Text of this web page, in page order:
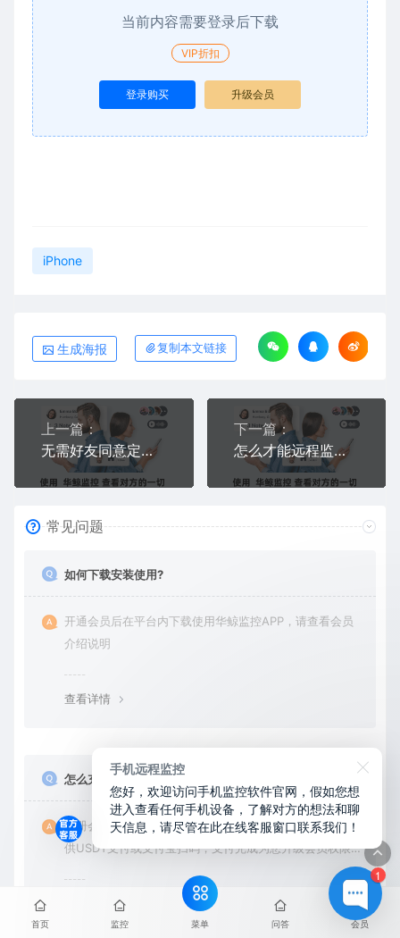
当前内容需要登录后下载
VIP折扣
登录购买 升级会员
iPhone
生成海报 复制本文链接
上一篇：
无需好友同意定位微信位置——远程获取对方实时位置，不发送请求
下一篇：
怎么才能远程监控老公的手机？
常见问题
如何下载安装使用?
开通会员后在平台内下载使用华鲸监控APP，请查看会员
介绍说明
查看详情
怎么充值开通会员？
注册会员用户名后，联系右下角在线客服，由客服为您提
供USDT支付或支付宝扫码，支付完成为您升级会员权限后
首页 监控 菜单 问答 会员
1
手机远程监控
您好，欢迎访问手机监控软件官网，假如您想
进入查看任何手机设备，了解对方的想法和聊
天信息，请尽管在此在线客服窗口联系我们！